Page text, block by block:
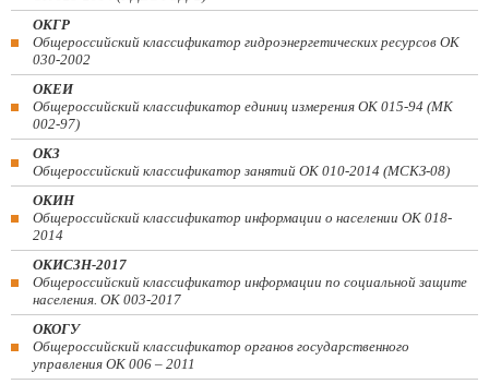
ОКГР
Общероссийский классификатор гидроэнергетических ресурсов ОК
030-2002
ОКЕИ
Общероссийский классификатор единиц измерения ОК 015-94 (МК
002-97)
ОКЗ
Общероссийский классификатор занятий ОК 010-2014 (МСКЗ-08)
ОКИН
Общероссийский классификатор информации о населении ОК 018-
2014
ОКИСЗН-2017
Общероссийский классификатор информации по социальной защите
населения. ОК 003-2017
ОКОГУ
Общероссийский классификатор органов государственного
управления ОК 006 – 2011